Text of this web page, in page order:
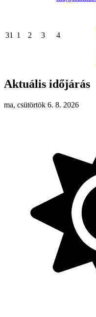
31 1 2 3 4
Aktuális időjárás
ma, csütörtök 6. 8. 2026